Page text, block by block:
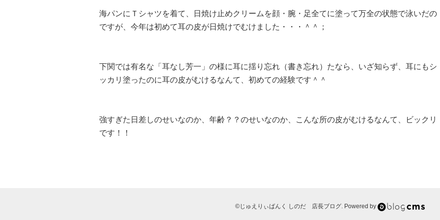
海パンにＴシャツを着て、日焼け止めクリームを顔・腕・足全てに塗って万全の状態で泳いだの
ですが、今年は初めて耳の皮が日焼けでむけました・・・＾＾；
下関では有名な「耳なし芳一」の様に耳に揺り忘れ（書き忘れ）たなら、いざ知らず、耳にもシ
ッカリ塗ったのに耳の皮がむけるなんて、初めての経験です＾＾
強すぎた日差しのせいなのか、年齢？？のせいなのか、こんな所の皮がむけるなんて、ビックリ
です！！
©じゅえりぃばんく しのだ 店長ブログ. Powered by